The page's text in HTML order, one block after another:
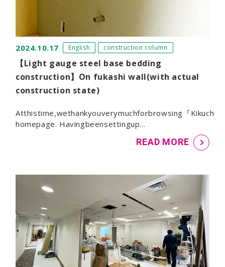
2024.10.17 English construction column
【Light gauge steel base bedding
construction】On fukashi wall(with actual
construction state)
Atthistime,wethankyouverymuchforbrowsing『
homepage. Havingbeensettingup…
READ MORE